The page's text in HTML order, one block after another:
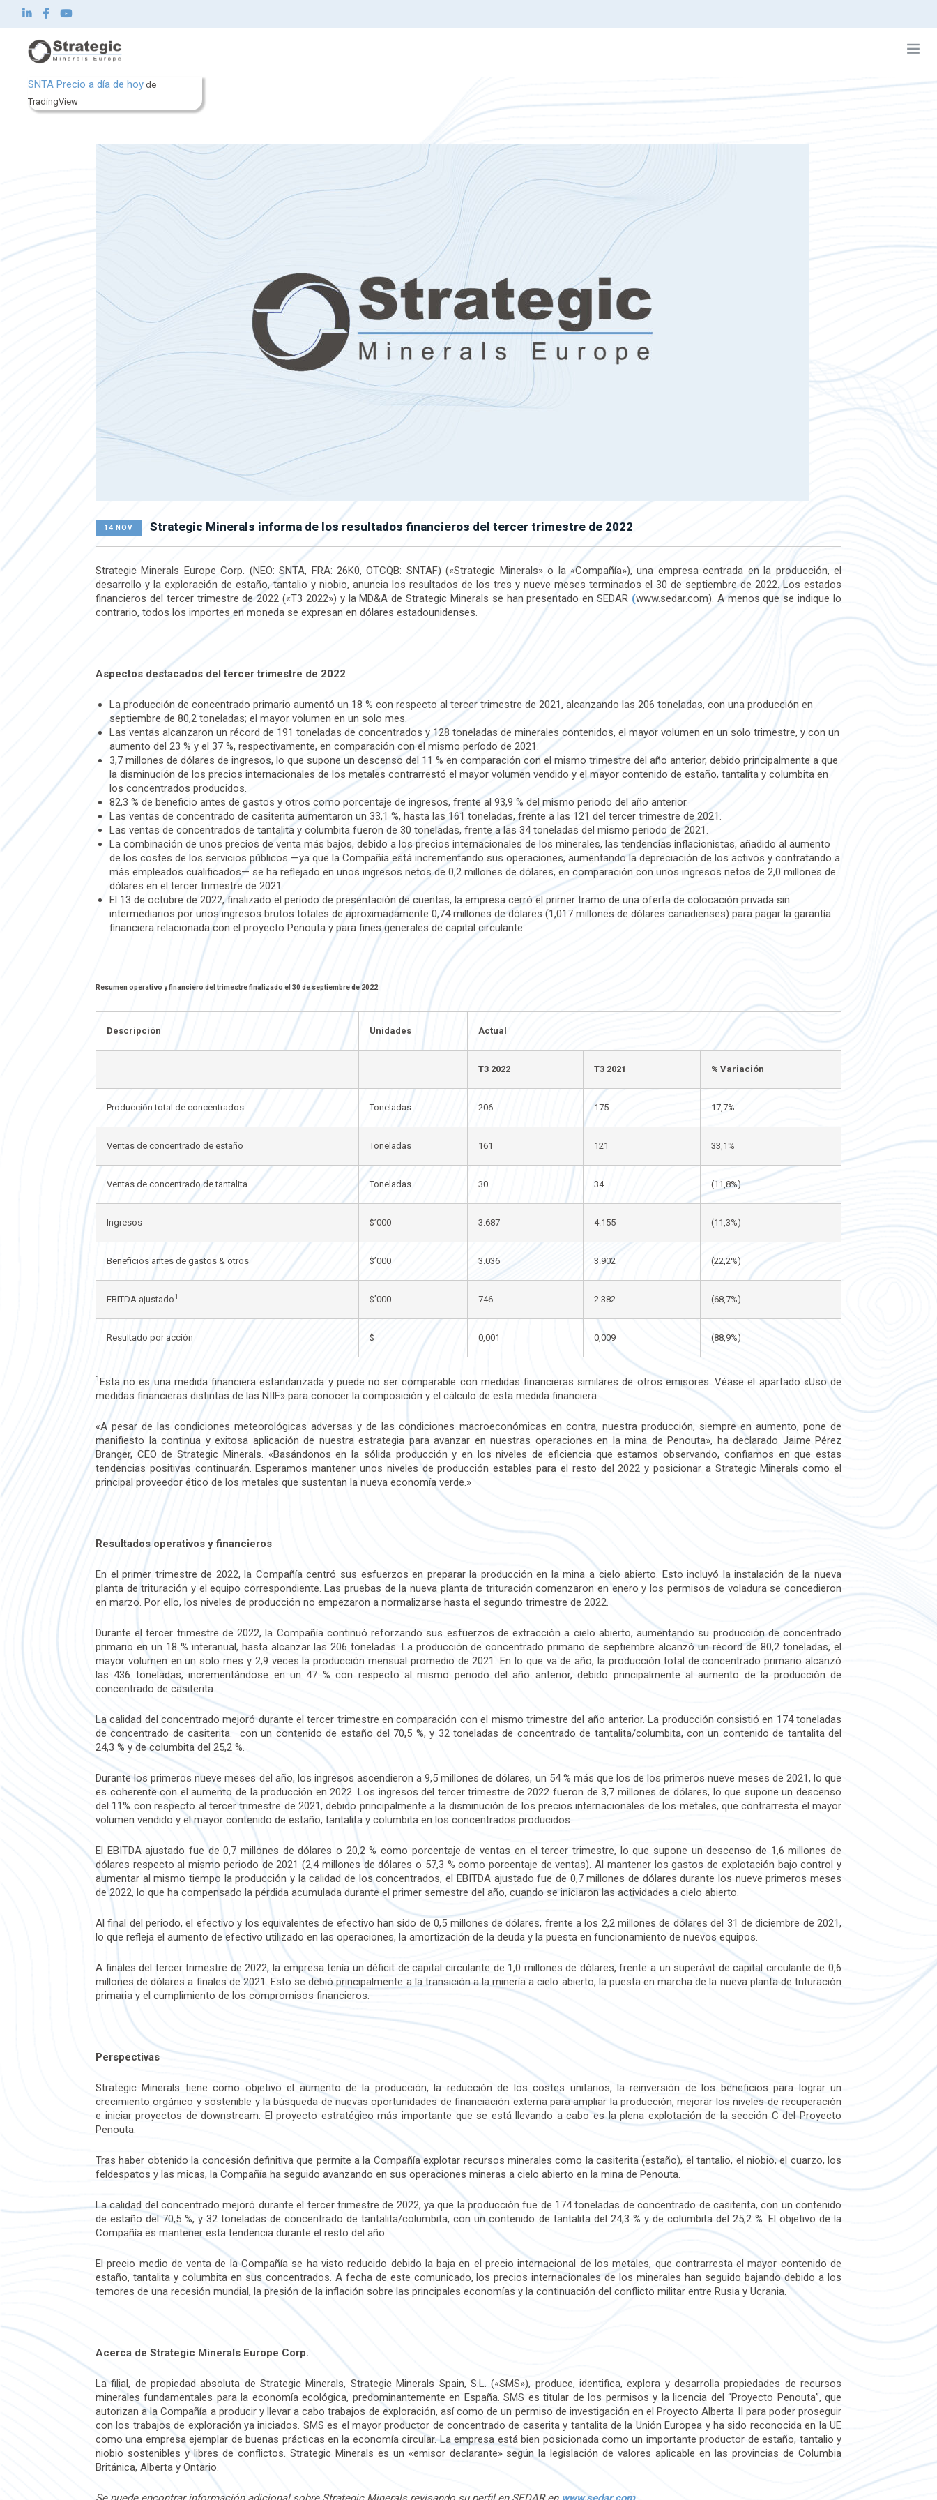
Strategic Minerals Europe Corp.
Sobre nosotros
Sostenibilidad
SNTA Precio a día de hoy de
TradingView
14 NOV Strategic Minerals informa de los resultados financieros del tercer trimestre de 2022
Strategic Minerals Europe Corp. (NEO: SNTA, FRA: 26K0, OTCQB: SNTAF) («Strategic Minerals» o la «Compañía»), una empresa centrada en la producción, el
desarrollo y la exploración de estaño, tantalio y niobio, anuncia los resultados de los tres y nueve meses terminados el 30 de septiembre de 2022. Los estados
financieros del tercer trimestre de 2022 («T3 2022») y la MD&A de Strategic Minerals se han presentado en SEDAR (www.sedar.com). A menos que se indique lo
contrario, todos los importes en moneda se expresan en dólares estadounidenses.
Aspectos destacados del tercer trimestre de 2022
La producción de concentrado primario aumentó un 18 % con respecto al tercer trimestre de 2021, alcanzando las 206 toneladas, con una producción en
septiembre de 80,2 toneladas; el mayor volumen en un solo mes.
Las ventas alcanzaron un récord de 191 toneladas de concentrados y 128 toneladas de minerales contenidos, el mayor volumen en un solo trimestre, y con un
aumento del 23 % y el 37 %, respectivamente, en comparación con el mismo período de 2021.
3,7 millones de dólares de ingresos, lo que supone un descenso del 11 % en comparación con el mismo trimestre del año anterior, debido principalmente a que
la disminución de los precios internacionales de los metales contrarrestó el mayor volumen vendido y el mayor contenido de estaño, tantalita y columbita en
los concentrados producidos.
82,3 % de beneficio antes de gastos y otros como porcentaje de ingresos, frente al 93,9 % del mismo periodo del año anterior.
Las ventas de concentrado de casiterita aumentaron un 33,1 %, hasta las 161 toneladas, frente a las 121 del tercer trimestre de 2021.
Las ventas de concentrados de tantalita y columbita fueron de 30 toneladas, frente a las 34 toneladas del mismo periodo de 2021.
La combinación de unos precios de venta más bajos, debido a los precios internacionales de los minerales, las tendencias inflacionistas, añadido al aumento
de los costes de los servicios públicos —ya que la Compañía está incrementando sus operaciones, aumentando la depreciación de los activos y contratando a
más empleados cualificados— se ha reflejado en unos ingresos netos de 0,2 millones de dólares, en comparación con unos ingresos netos de 2,0 millones de
dólares en el tercer trimestre de 2021.
El 13 de octubre de 2022, finalizado el período de presentación de cuentas, la empresa cerró el primer tramo de una oferta de colocación privada sin
intermediarios por unos ingresos brutos totales de aproximadamente 0,74 millones de dólares (1,017 millones de dólares canadienses) para pagar la garantía
financiera relacionada con el proyecto Penouta y para fines generales de capital circulante.
Resumen operativo y financiero del trimestre finalizado el 30 de septiembre de 2022
Descripción Unidades Actual
T3 2022 T3 2021 % Variación
Producción total de concentrados Toneladas 206 175 17,7%
Ventas de concentrado de estaño Toneladas 161 121 33,1%
Ventas de concentrado de tantalita Toneladas 30 34 (11,8%)
Ingresos $’000 3.687 4.155 (11,3%)
Beneficios antes de gastos & otros $’000 3.036 3.902 (22,2%)
EBITDA ajustado1 $’000 746 2.382 (68,7%)
Resultado por acción $ 0,001 0,009 (88,9%)
1Esta no es una medida financiera estandarizada y puede no ser comparable con medidas financieras similares de otros emisores. Véase el apartado «Uso de
medidas financieras distintas de las NIIF» para conocer la composición y el cálculo de esta medida financiera.
«A pesar de las condiciones meteorológicas adversas y de las condiciones macroeconómicas en contra, nuestra producción, siempre en aumento, pone de
manifiesto la continua y exitosa aplicación de nuestra estrategia para avanzar en nuestras operaciones en la mina de Penouta», ha declarado Jaime Pérez
Branger, CEO de Strategic Minerals. «Basándonos en la sólida producción y en los niveles de eficiencia que estamos observando, confiamos en que estas
tendencias positivas continuarán. Esperamos mantener unos niveles de producción estables para el resto del 2022 y posicionar a Strategic Minerals como el
principal proveedor ético de los metales que sustentan la nueva economía verde.»
Resultados operativos y financieros
En el primer trimestre de 2022, la Compañía centró sus esfuerzos en preparar la producción en la mina a cielo abierto. Esto incluyó la instalación de la nueva
planta de trituración y el equipo correspondiente. Las pruebas de la nueva planta de trituración comenzaron en enero y los permisos de voladura se concedieron
en marzo. Por ello, los niveles de producción no empezaron a normalizarse hasta el segundo trimestre de 2022.
Durante el tercer trimestre de 2022, la Compañía continuó reforzando sus esfuerzos de extracción a cielo abierto, aumentando su producción de concentrado
primario en un 18 % interanual, hasta alcanzar las 206 toneladas. La producción de concentrado primario de septiembre alcanzó un récord de 80,2 toneladas, el
mayor volumen en un solo mes y 2,9 veces la producción mensual promedio de 2021. En lo que va de año, la producción total de concentrado primario alcanzó
las 436 toneladas, incrementándose en un 47 % con respecto al mismo periodo del año anterior, debido principalmente al aumento de la producción de
concentrado de casiterita.
La calidad del concentrado mejoró durante el tercer trimestre en comparación con el mismo trimestre del año anterior. La producción consistió en 174 toneladas
de concentrado de casiterita. con un contenido de estaño del 70,5 %, y 32 toneladas de concentrado de tantalita/columbita, con un contenido de tantalita del
24,3 % y de columbita del 25,2 %.
Durante los primeros nueve meses del año, los ingresos ascendieron a 9,5 millones de dólares, un 54 % más que los de los primeros nueve meses de 2021, lo que
es coherente con el aumento de la producción en 2022. Los ingresos del tercer trimestre de 2022 fueron de 3,7 millones de dólares, lo que supone un descenso
del 11% con respecto al tercer trimestre de 2021, debido principalmente a la disminución de los precios internacionales de los metales, que contrarresta el mayor
volumen vendido y el mayor contenido de estaño, tantalita y columbita en los concentrados producidos.
El EBITDA ajustado fue de 0,7 millones de dólares o 20,2 % como porcentaje de ventas en el tercer trimestre, lo que supone un descenso de 1,6 millones de
dólares respecto al mismo periodo de 2021 (2,4 millones de dólares o 57,3 % como porcentaje de ventas). Al mantener los gastos de explotación bajo control y
aumentar al mismo tiempo la producción y la calidad de los concentrados, el EBITDA ajustado fue de 0,7 millones de dólares durante los nueve primeros meses
de 2022, lo que ha compensado la pérdida acumulada durante el primer semestre del año, cuando se iniciaron las actividades a cielo abierto.
Al final del periodo, el efectivo y los equivalentes de efectivo han sido de 0,5 millones de dólares, frente a los 2,2 millones de dólares del 31 de diciembre de 2021,
lo que refleja el aumento de efectivo utilizado en las operaciones, la amortización de la deuda y la puesta en funcionamiento de nuevos equipos.
A finales del tercer trimestre de 2022, la empresa tenía un déficit de capital circulante de 1,0 millones de dólares, frente a un superávit de capital circulante de 0,6
millones de dólares a finales de 2021. Esto se debió principalmente a la transición a la minería a cielo abierto, la puesta en marcha de la nueva planta de trituración
primaria y el cumplimiento de los compromisos financieros.
Perspectivas
Strategic Minerals tiene como objetivo el aumento de la producción, la reducción de los costes unitarios, la reinversión de los beneficios para lograr un
crecimiento orgánico y sostenible y la búsqueda de nuevas oportunidades de financiación externa para ampliar la producción, mejorar los niveles de recuperación
e iniciar proyectos de downstream. El proyecto estratégico más importante que se está llevando a cabo es la plena explotación de la sección C del Proyecto
Penouta.
Tras haber obtenido la concesión definitiva que permite a la Compañía explotar recursos minerales como la casiterita (estaño), el tantalio, el niobio, el cuarzo, los
feldespatos y las micas, la Compañía ha seguido avanzando en sus operaciones mineras a cielo abierto en la mina de Penouta.
La calidad del concentrado mejoró durante el tercer trimestre de 2022, ya que la producción fue de 174 toneladas de concentrado de casiterita, con un contenido
de estaño del 70,5 %, y 32 toneladas de concentrado de tantalita/columbita, con un contenido de tantalita del 24,3 % y de columbita del 25,2 %. El objetivo de la
Compañía es mantener esta tendencia durante el resto del año.
El precio medio de venta de la Compañía se ha visto reducido debido la baja en el precio internacional de los metales, que contrarresta el mayor contenido de
estaño, tantalita y columbita en sus concentrados. A fecha de este comunicado, los precios internacionales de los minerales han seguido bajando debido a los
temores de una recesión mundial, la presión de la inflación sobre las principales economías y la continuación del conflicto militar entre Rusia y Ucrania.
Acerca de Strategic Minerals Europe Corp.
La filial, de propiedad absoluta de Strategic Minerals, Strategic Minerals Spain, S.L. («SMS»), produce, identifica, explora y desarrolla propiedades de recursos
minerales fundamentales para la economía ecológica, predominantemente en España. SMS es titular de los permisos y la licencia del “Proyecto Penouta”, que
autorizan a la Compañía a producir y llevar a cabo trabajos de exploración, así como de un permiso de investigación en el Proyecto Alberta II para poder proseguir
con los trabajos de exploración ya iniciados. SMS es el mayor productor de concentrado de caserita y tantalita de la Unión Europea y ha sido reconocida en la UE
como una empresa ejemplar de buenas prácticas en la economía circular. La empresa está bien posicionada como un importante productor de estaño, tantalio y
niobio sostenibles y libres de conflictos. Strategic Minerals es un «emisor declarante» según la legislación de valores aplicable en las provincias de Columbia
Británica, Alberta y Ontario.